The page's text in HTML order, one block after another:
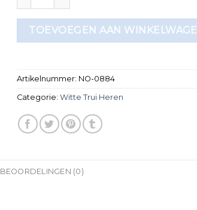
TOEVOEGEN AAN
Artikelnummer: NO-0884
Categorie:Witte Trui Heren
BEOORDELINGEN (0)